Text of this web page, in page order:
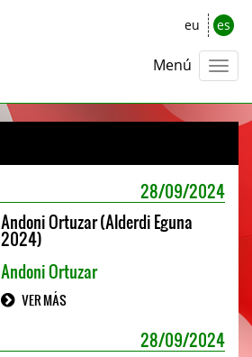
eu es
Menú
28/09/2024
Andoni Ortuzar (Alderdi Eguna
2024)
Andoni Ortuzar
VER MÁS
28/09/2024